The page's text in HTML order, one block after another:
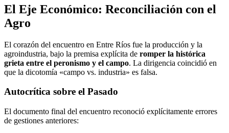
El Eje Económico: Reconciliación con el
Agro
El corazón del encuentro en Entre Ríos fue la producción y la
agroindustria, bajo la premisa explícita de romper la histórica
grieta entre el peronismo y el campo. La dirigencia coincidió en
que la dicotomía «campo vs. industria» es falsa.
Autocrítica sobre el Pasado
El documento final del encuentro reconoció explícitamente errores
de gestiones anteriores: